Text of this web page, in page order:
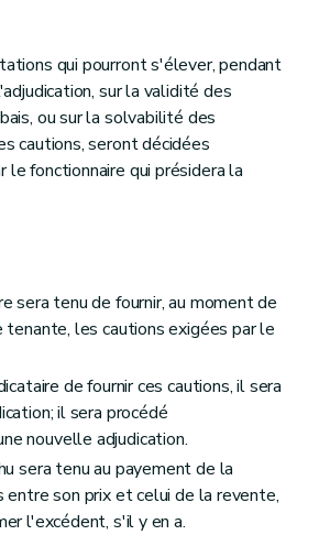
qui pourront s'élever, pendant
sur la validité des
ou sur la solvabilité des
cautions, seront décidées
le fonctionnaire qui présidera la
sera tenu de fournir, au moment de
les cautions exigées par le
de fournir ces cautions, il sera
il sera procédé
nouvelle adjudication.
sera tenu au payement de la
entre son prix et celui de la revente,
l'excédent, s'il y en a.